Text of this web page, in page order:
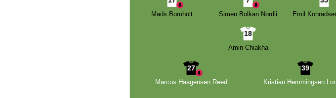
Mads Bomholt
Simen Bolkan Nordli
Emil
18
Amin Chiakha
27
Marcus Haagensen Reed
39
Kristian Hemmingsen